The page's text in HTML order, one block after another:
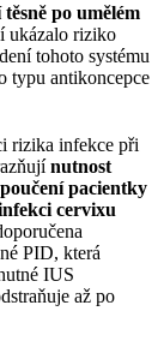
po umělém
ukázalo riziko
tohoto systému
typu antikoncepce
rizika infekce při
nutnost
pacientky
cervixu
PID, která
IUS
až po